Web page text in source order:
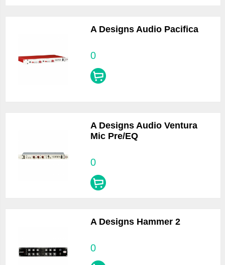
A Designs Audio Pacifica
0
A Designs Audio Ventura
Mic Pre/EQ
0
A Designs Hammer 2
0